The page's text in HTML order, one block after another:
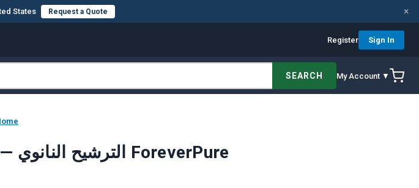
States Request a Quote ×
Register Sign In
SEARCH My Account ▼
الترشيح النانوي — تعريف ومرجع هندسي | مسرد ForeverPure